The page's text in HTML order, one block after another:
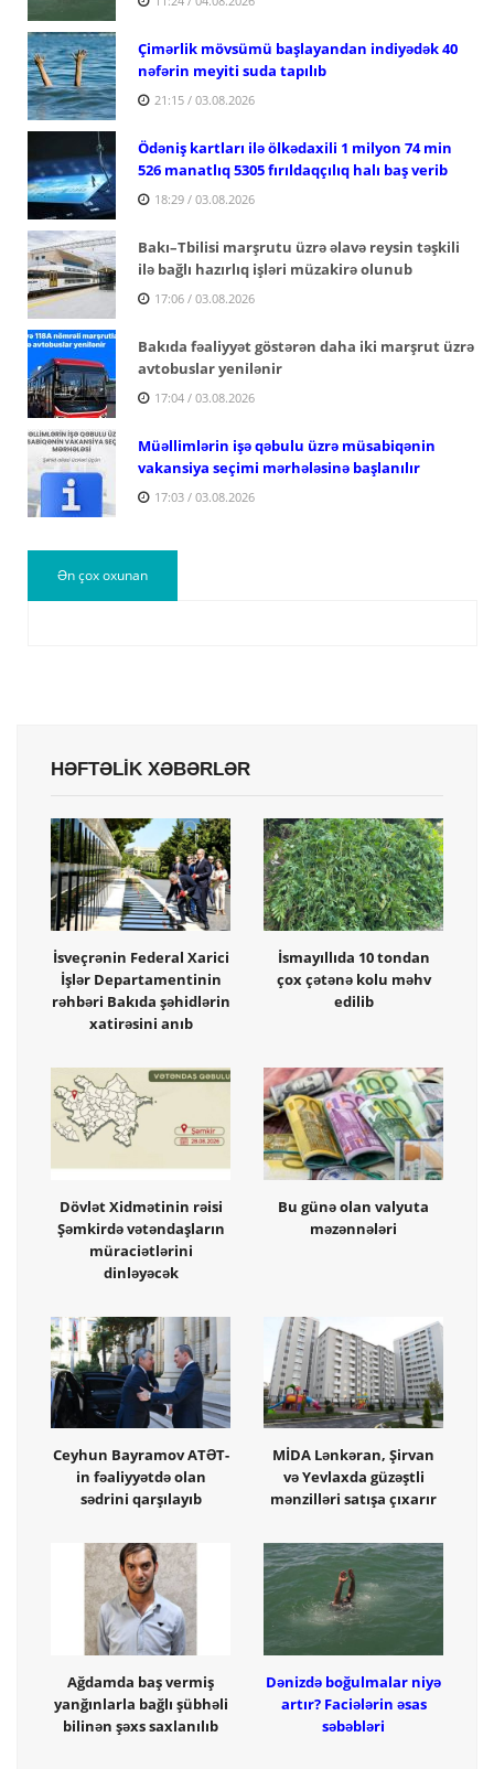
Çimərlik mövsümü başlayandan indiyədək 40
nəfərin meyiti suda tapılıb
21:15 / 03.08.2026
Ödəniş kartları ilə ölkədaxili 1 milyon 74 min
526 manatlıq 5305 fırıldaqçılıq halı baş verib
18:29 / 03.08.2026
Bakı–Tbilisi marşrutu üzrə əlavə reysin təşkili
ilə bağlı hazırlıq işləri müzakirə olunub
17:06 / 03.08.2026
Bakıda fəaliyyət göstərən daha iki marşrut üzrə
avtobuslar yenilənir
17:04 / 03.08.2026
Müəllimlərin işə qəbulu üzrə müsabiqənin
vakansiya seçimi mərhələsinə başlanılır
17:03 / 03.08.2026
Ən çox oxunan
HƏFTƏLİK XƏBƏRLƏR
İsveçrənin Federal Xarici
İşlər Departamentinin
rəhbəri Bakıda şəhidlərin
xatirəsini anıb
İsmayıllıda 10 tondan
çox çətənə kolu məhv
edilib
Dövlət Xidmətinin rəisi
Şəmkirdə vətəndaşların
müraciətlərini
dinləyəcək
Bu günə olan valyuta
məzənnələri
Ceyhun Bayramov ATƏT-
in fəaliyyətdə olan
sədrini qarşılayıb
MİDA Lənkəran, Şirvan
və Yevlaxda güzəştli
mənzilləri satışa çıxarır
Ağdamda baş vermiş
yanğınlarla bağlı şübhəli
bilinən şəxs saxlanılıb
Dənizdə boğulmalar niyə
artır? Faciələrin əsas
səbəbləri